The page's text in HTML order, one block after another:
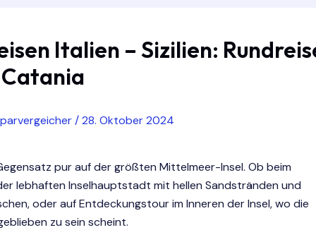
Italien – Sizilien:
/28. Oktober 2024
pur auf der größten Mittelmeer-Insel. Ob beim
lebhaften Inselhauptstadt mit hellen Sandstränden und
oder auf Entdeckungstour im Inneren der Insel, wo die
zu sein scheint.